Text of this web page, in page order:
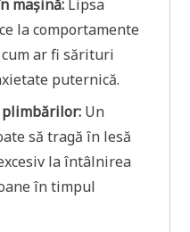
mașină: Lipsa
la comportamente
ar fi sărituri
puternică.
Un
să tragă în lesă
la întâlnirea
în timpul